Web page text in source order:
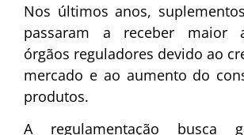
Nos últimos anos,
passaram a receber maior
órgãos reguladores devido ao
mercado e ao aumento do
produtos.
A regulamentação busca